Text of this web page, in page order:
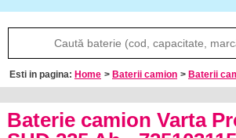
Despre
frecvente
Esti in pagina: Home > Baterii camion > Baterii
Baterie camion Varta